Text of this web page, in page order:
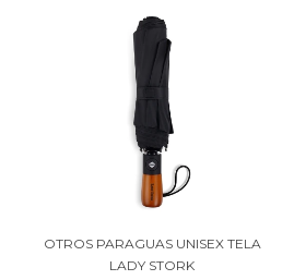
OTROS PARAGUAS UNISEX TELA
LADY STORK